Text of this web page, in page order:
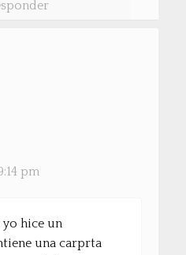
pm
yo hice un
una carprta